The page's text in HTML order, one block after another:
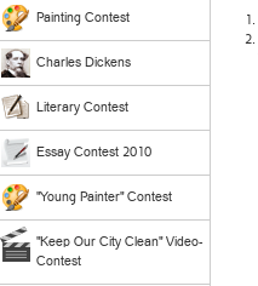
Painting Contest
Charles Dickens
Literary Contest
Essay Contest 2010
"Young Painter" Contest
"Keep Our City Clean" Video-
Contest